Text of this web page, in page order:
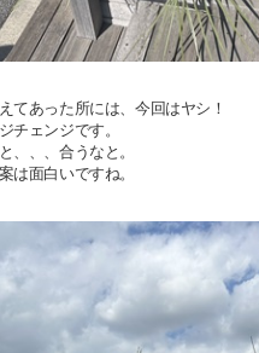
てあった所には、今回はヤシ！
チェンジです。
、、、合うなと。
は面白いですね。